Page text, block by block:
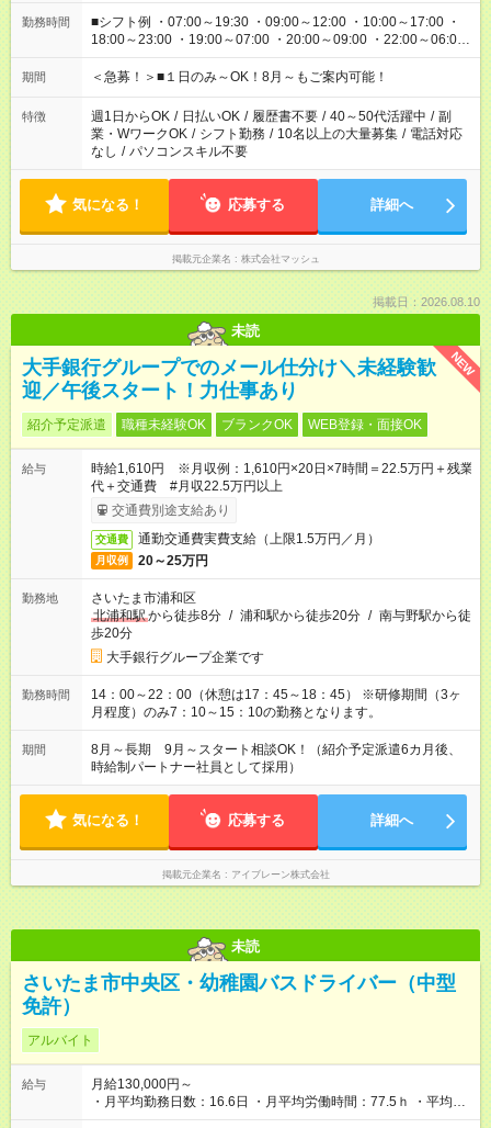
勤務時間
■シフト例 ・07:00～19:30 ・09:00～12:00 ・10:00～17:00 ・
18:00～23:00 ・19:00～07:00 ・20:00～09:00 ・22:00～06:00
etc ★最短で3時間で5,120円のお仕事から 15時間で2万円近く稼
げるお仕事も！ ご希望のお時間に合わせてご紹介！ ※シフトは
ください！
期間 ＜急募！＞■１日のみ～OK！8月～もご案内可能！
特徴 週1日からOK / 日払いOK / 履歴書不要 / 40～50代活躍中 / 副
業・WワークOK / シフト勤務 / 10名以上の大量募集 / 電話対応
なし / パソコンスキル不要
気になる！ 応募する 詳細へ
掲載元企業名 株式会社マッシュ
掲載日：2026.08.10
未読
NEW
大手銀行グループでのメール仕分け＼未経験歓
迎／午後スタート！力仕事あり
紹介予定派遣 職種未経験OK ブランクOK WEB登録・面接OK
給与
時給1,610円 ※月収例：1,610円×20日×7時間＝22.5万円＋残業
代＋交通費 #月収22.5万円以上
交通費別途支給あり
交通費 通勤交通費実費支給（上限1.5万円／月）
月収例 20～25万円
勤務地
さいたま市浦和区
北浦和駅から徒歩8分 / 浦和駅から徒歩20分 / 南与野駅から徒
歩20分
大手銀行グループ企業です
勤務時間
14：00～22：00（休憩は17：45～18：45） ※研修期間（3ヶ
月程度）のみ7：10～15：10の勤務となります。
期間
8月～長期 9月～スタート相談OK！（紹介予定派遣6カ月後、
時給制パートナー社員として採用）
気になる！ 応募する 詳細へ
掲載元企業名 アイブレーン株式会社
未読
さいたま市中央区・幼稚園バスドライバー（中型
免許）
アルバイト
給与
月給130,000円～
・月平均勤務日数：16.6日 ・月平均労働時間：77.5ｈ ・平均時
給：1,678円 【試用期間】試用期間あり 試用期間の長さ：3ヶ月